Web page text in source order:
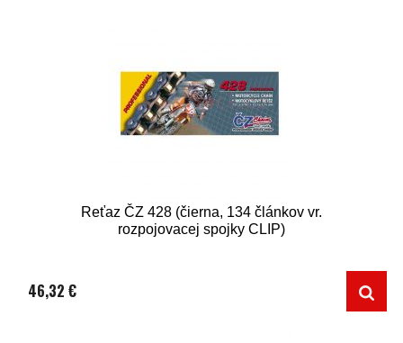
Reťaz ČZ 428 (čierna, 134 článkov vr.
rozpojovacej spojky CLIP)
46,32 €